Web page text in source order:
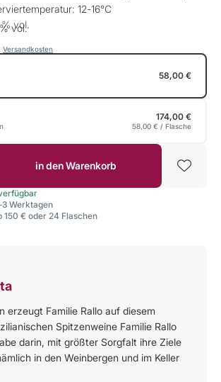
12-16°C
vol.
vol.
Versandkosten
58,00 €
174,00 €
58,00 € / Flasche
in den Warenkorb
Werktagen
150 € oder 24 Flaschen
erzeugt Familie Rallo auf diesem
Spitzenweine Familie Rallo
darin, mit größter Sorgfalt ihre Ziele
in den Weinbergen und im Keller